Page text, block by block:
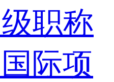
职称
际项